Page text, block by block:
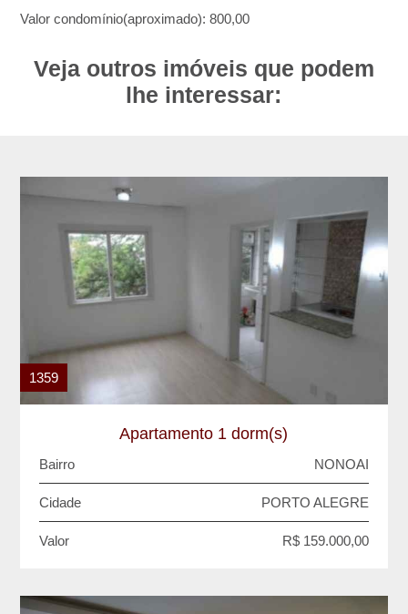
Valor condomínio(aproximado): 800,00
Veja outros imóveis que podem
lhe interessar:
1359
Apartamento 1 dorm(s)
Bairro NONOAI
Cidade PORTO ALEGRE
Valor R$ 159.000,00